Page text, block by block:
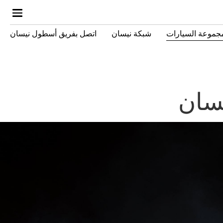
السيارات شبكة نيسان اتصل بفريق أسطول نيسان